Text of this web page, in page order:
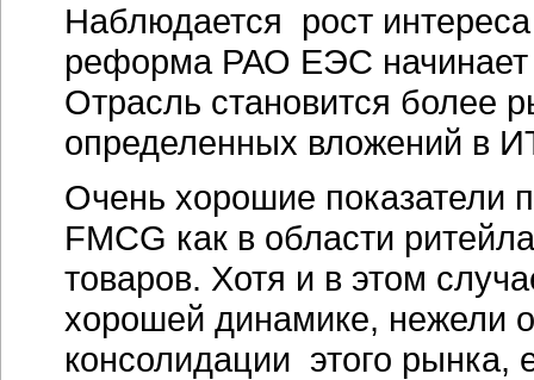
Наблюдается рост
реформа РАО ЕЭС начинает
Отрасль становится более
определенных вложений в
Очень хорошие показатели
FMCG как в области
товаров. Хотя и в этом
хорошей динамике, нежели
консолидации этого рынка,